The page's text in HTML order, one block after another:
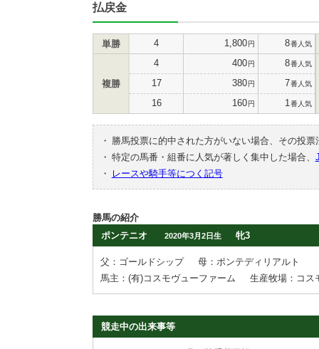
払戻金
単勝 4 1,800円 8番人気
複勝
4 400円 8番人気
17 380円 7番人気
16 160円 1 番人気
・
勝馬投票に的中された方がいない場合、その投
・ 特定の馬番・組番に人気が著しく集中した場合、
・
レースや騎手等につく記号
勝馬の紹介
ポンテニオ
2020年3月2日生 牝3
父：ゴールドシップ
母：ポンテディリアルト
馬主：(有)コスモヴューファーム
生産牧場：コス
競走中の出来事等